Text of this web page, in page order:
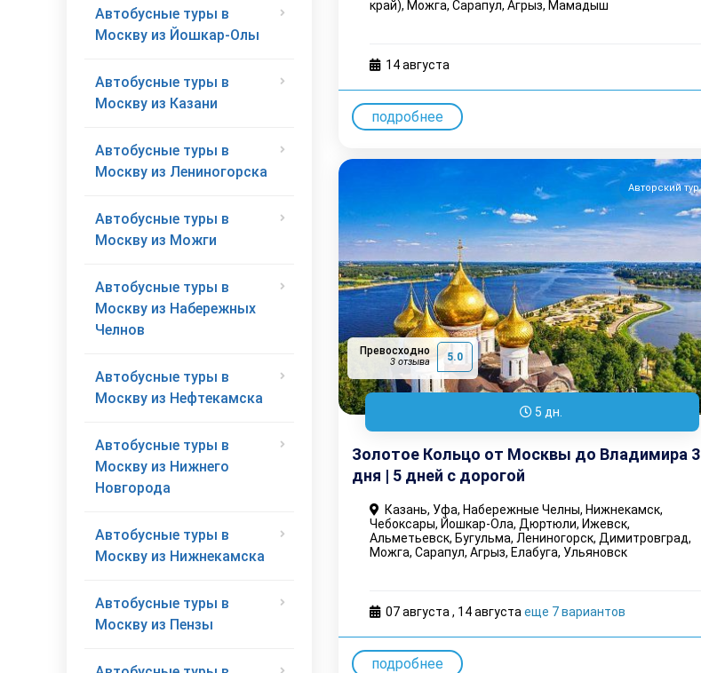
Автобусные туры в
Москву из Йошкар-Олы
Автобусные туры в
Москву из Казани
Автобусные туры в
Москву из Лениногорска
Автобусные туры в
Москву из Можги
Автобусные туры в
Москву из Набережных
Челнов
Автобусные туры в
Москву из Нефтекамска
Автобусные туры в
Москву из Нижнего
Новгорода
Автобусные туры в
Москву из Нижнекамска
Автобусные туры в
Москву из Пензы
край), Можга, Сарапул, Агрыз, Мамадыш
14 августа
подробнее
Авторский тур
Превосходно
3 отзыва 5.0
5 дн.
Золотое Кольцо от Москвы до Владимира 3
дня | 5 дней с дорогой
Казань, Уфа, Набережные Челны, Нижнекамск,
Чебоксары, Йошкар-Ола, Дюртюли, Ижевск,
Альметьевск, Бугульма, Лениногорск, Димитровград,
Можга, Сарапул, Агрыз, Елабуга, Ульяновск
07 августа , 14 августа еще 7 вариантов
подробнее